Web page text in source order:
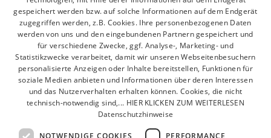
Berlin
gespeichert werden bzw. auf solche Informationen auf dem Endgerät
zugegriffen werden, z.B. Cookies. Ihre personenbezogenen Daten
werden von uns und den eingebundenen Partnern gespeichert und
für verschiedene Zwecke, ggf. Analyse-, Marketing- und
Statistikzwecke verarbeitet, damit wir unseren Webseitenbesuchern
personalisierte Anzeigen oder Inhalte bereitstellen, Funktionen für
soziale Medien anbieten und Informationen über deren Interessen
und das Nutzerverhalten erhalten können. Cookies, die nicht
technisch-notwendig sind,... HIER KLICKEN ZUM WEITERLESEN
Datenschutzhinweise
NOTWENDIGE COOKIES PERFORMANCE